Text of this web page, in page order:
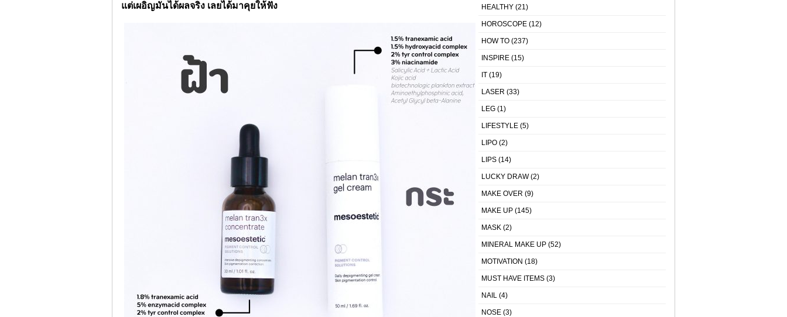
แต่เผอิญมันได้ผลจริง เลยได้มาคุยให้ฟัง
HEALTHY (21)
HOROSCOPE (12)
HOW TO (237)
INSPIRE (15)
IT (19)
LASER (33)
LEG (1)
LIFESTYLE (5)
LIPO (2)
LIPS (14)
LUCKY DRAW(2)
MAKE OVER (9)
MAKE UP (145)
MASK (2)
MINERAL MAKE UP (52)
MOTIVATION (18)
MUST HAVE ITEMS (3)
NAIL (4)
NOSE (3)